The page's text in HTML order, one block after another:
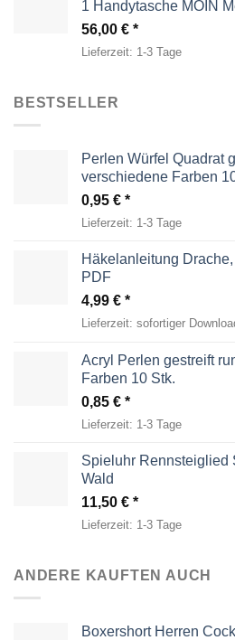
1 Handytasche MOIN
56,00 €
Lieferzeit: 1-3 Tage
BESTSELLER
Perlen Würfel Quadrat
verschiedene Farben
0,95 €
Lieferzeit: 1-3 Tage
Häkelanleitung
PDF
4,99 €
Lieferzeit: sofortiger
Acryl Perlen gestreift
Farben 10 Stk.
0,85 €
Lieferzeit: 1-3 Tage
Spieluhr Rennsteiglied
Wald
11,50 €
Lieferzeit: 1-3 Tage
ANDERE KAUFTEN AUCH
Boxershort Herren